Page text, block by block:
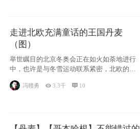
走进北欧充满童话的王国丹麦
（图）
举世瞩目的北京冬奥会正在如火如荼地进行
中，也许是与冬雪运动联系紧密，北欧的一
些国家因
冯赣勇 3.3千  10